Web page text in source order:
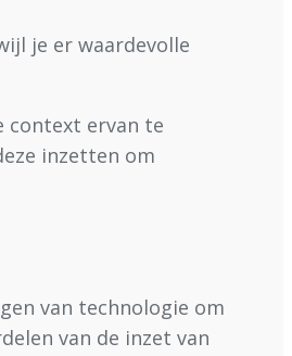
je er waardevolle
context ervan te
inzetten om
van technologie om
van de inzet van